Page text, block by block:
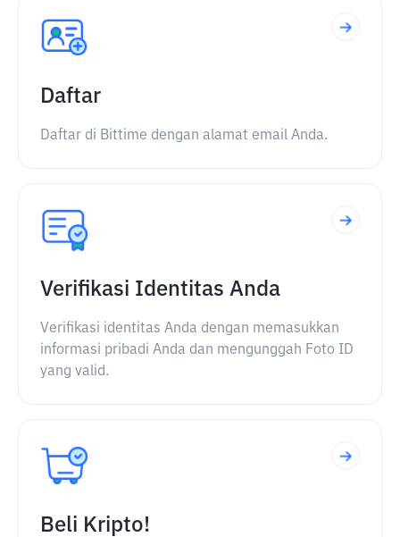
Daftar
Daftar di Bittime dengan alamat email Anda.
Verifikasi Identitas Anda
Verifikasi identitas Anda dengan memasukkan
informasi pribadi Anda dan mengunggah Foto ID
yang valid.
Beli Kripto!